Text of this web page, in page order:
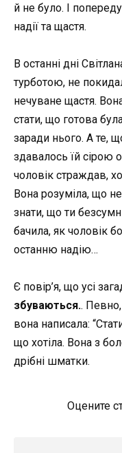
й не було. І
надії та щастя.
В останні дні
турботою, не
нечуване щастя.
стати, що готова
заради нього. А те,
здавалось їй сірою
чоловік страждав,
Вона розуміла, що
знати, що ти
бачила, як чоловік
останню надію…
Є повір’я, що усі
збуваються..
вона написала:
що хотіла. Вона з
дрібні шматки.
Оцените